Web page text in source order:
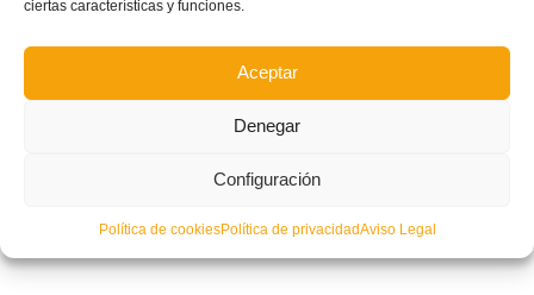
ciertas características y funciones.
Aceptar
Denegar
Configuración
Política de cookiesPolítica de privacidadAviso Legal